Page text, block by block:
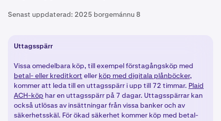
Senast uppdaterad: 2025 borgemánnu 8
Uttagsspärr
Vissa omedelbara köp, till exempel förstagångsköp med
betal- eller kreditkort eller köp med digitala plånböcker,
kommer att leda till en uttagsspärr i upp till 72 timmar. Plaid
ACH-köp har en uttagsspärr på 7 dagar. Uttagsspärrar kan
också utlösas av insättningar från vissa banker och av
säkerhetsskäl. För ökad säkerhet kommer köp med betal-